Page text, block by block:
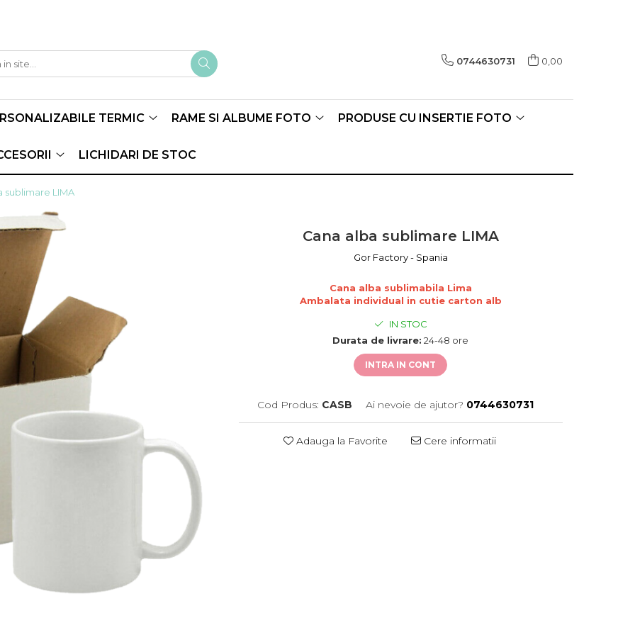
0744630731 0,00
TERMIC RAME SI ALBUME FOTO PRODUSE CU INSERTIE FOTO
LICHIDARI DE STOC
sublimare LIMA
Cana alba sublimare LIMA
Gor Factory - Spania
Cana alba sublimabila Lima
Ambalata individual in cutie carton alb
IN STOC
Durata de livrare: 24-48 ore
INTRA IN CONT
Cod Produs: CASB Ai nevoie de ajutor? 0744630731
Adauga la Favorite Cere informatii